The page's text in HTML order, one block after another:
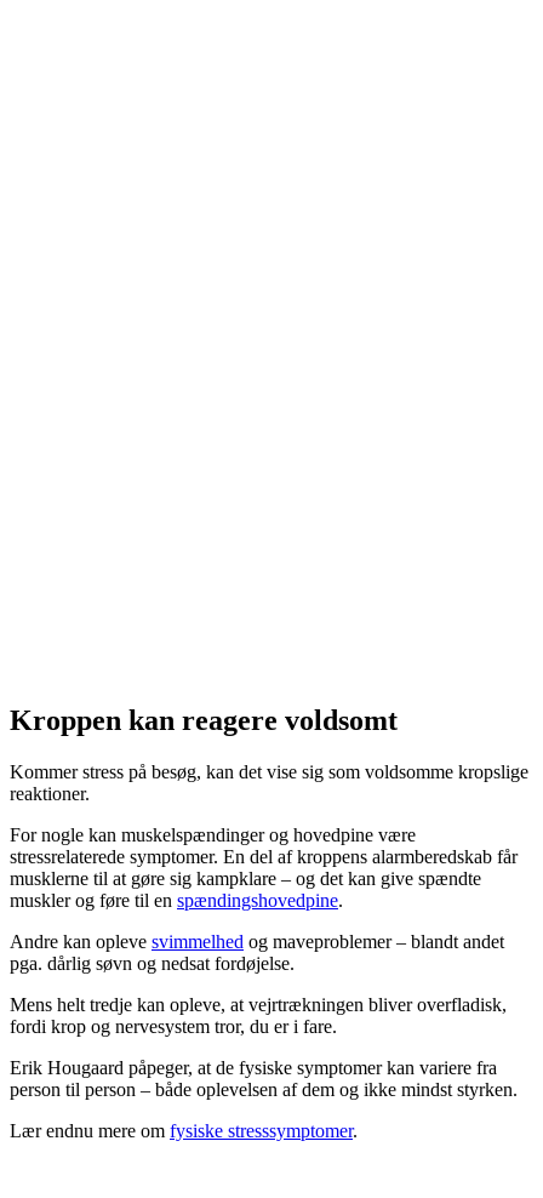
Kroppen kan reagere voldsomt
Kommer stress på besøg, kan det vise sig som voldsomme kropslige
reaktioner.
For nogle kan muskelspændinger og hovedpine være
stressrelaterede symptomer. En del af kroppens alarmberedskab får
musklerne til at gøre sig kampklare – og det kan give spændte
muskler og føre til en spændingshovedpine.
Andre kan opleve svimmelhed og maveproblemer – blandt andet
pga. dårlig søvn og nedsat fordøjelse.
Mens helt tredje kan opleve, at vejrtrækningen bliver overfladisk,
fordi krop og nervesystem tror, du er i fare.
Erik Hougaard påpeger, at de fysiske symptomer kan variere fra
person til person – både oplevelsen af dem og ikke mindst styrken.
Lær endnu mere om fysiske stresssymptomer.